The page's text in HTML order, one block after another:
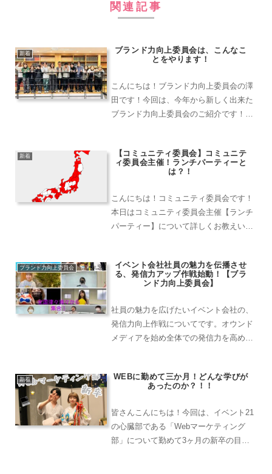
関連記事
新着
ブランド力向上委員会は、こんなこ
とをやります！
こんにちは！ブランド力向上委員会の澤
田です！今回は、今年から新しく出来た
ブランド力向上委員会のご紹介です！果
します！会社のブランドをSNSで発信す
る委員会イベント21では...
新着
【コミュニティ委員会】コミュニテ
ィ委員会主催！ランチパーティーと
は？！
こんにちは！コミュニティ委員会です！
本日はコミュニティ委員会主催【ランチ
パーティー】について詳しくお教えいた
行っている活動ランチパーティーとは！
目的：地域の関わり...
ブランド力向上委員会
イベント会社社員の魅力を伝播させ
る、発信力アップ作戦始動！【ブラ
ンド力向上委員会】
社員の魅力を広げたいイベント会社の、
発信力向上作戦についてです。オウンド
メディアを始め全体での発信力を高める
取り組んでいます。今後の展開と、向上
新着
WEBに勤めて三か月！どんな学びが
あったのか？！！
皆さんこんにちは！今回は、イベント21
の心臓部である「Webマーケティング
部」について勤めて3ヶ月の新卒の目線